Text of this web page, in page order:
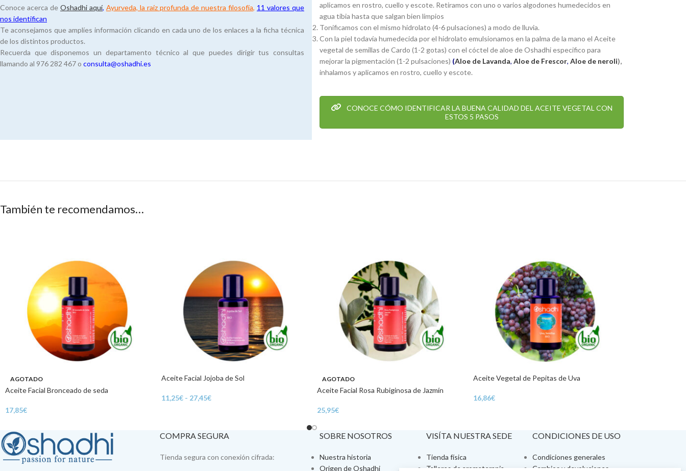
Conoce acerca de Oshadhi aquí, Ayurveda, la raíz profunda de nuestra filosofía, 11 valores que
nos identifican
Te aconsejamos que amplíes información clicando en cada uno de los enlaces a la ficha técnica
de los distintos productos.
Recuerda que disponemos un departamento técnico al que puedes dirigir tus consultas
llamando al 976 282 467 o consulta@oshadhi.es
aplicamos en rostro, cuello y escote. Retiramos con uno o varios algodones humedecidos en
agua tibia hasta que salgan bien limpios
Tonificamos con el mismo hidrolato (4-6 pulsaciones) a modo de lluvia.
Con la piel todavía humedecida por el hidrolato emulsionamos en la palma de la mano el Aceite
vegetal de semillas de Cardo (1-2 gotas) con el cóctel de aloe de Oshadhi especifico para
mejorar la pigmentación (1-2 pulsaciones) (Aloe de Lavanda, Aloe de Frescor, Aloe de neroli),
inhalamos y aplicamos en rostro, cuello y escote.
CONOCE CÓMO IDENTIFICAR LA BUENA CALIDAD DEL ACEITE VEGETAL CON
ESTOS 5 PASOS
También te recomendamos…
AGOTADO
Aceite Facial Bronceado de seda
17,85€
Aceite Facial Jojoba de Sol
11,25€ - 27,45€
AGOTADO
Aceite Facial Rosa Rubiginosa de Jazmín
25,95€
Aceite Vegetal de Pepitas de Uva
16,86€
COMPRA SEGURA
Tienda segura con conexión cifrada:
SOBRE NOSOTROS
Nuestra historia
Origen de Oshadhi
VISÍTA NUESTRA SEDE
Tienda física
Talleres de aromaterapia
CONDICIONES DE USO
Condiciones generales
Cambios y devoluciones